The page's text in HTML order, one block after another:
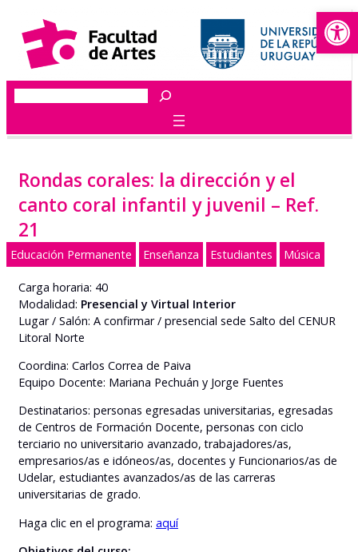
contenido
Buscar
Rondas corales: la dirección y el
canto coral infantil y juvenil – Ref.
21
Educación Permanente Enseñanza Estudiantes Música
Carga horaria: 40
Modalidad: Presencial y Virtual Interior
Lugar / Salón: A confirmar / presencial sede Salto del CENUR
Litoral Norte
Coordina: Carlos Correa de Paiva
Equipo Docente: Mariana Pechuán y Jorge Fuentes
Destinatarios: personas egresadas universitarias, egresadas
de Centros de Formación Docente, personas con ciclo
terciario no universitario avanzado, trabajadores/as,
empresarios/as e idóneos/as, docentes y Funcionarios/as de
Udelar, estudiantes avanzados/as de las carreras
universitarias de grado.
Haga clic en el programa: aquí